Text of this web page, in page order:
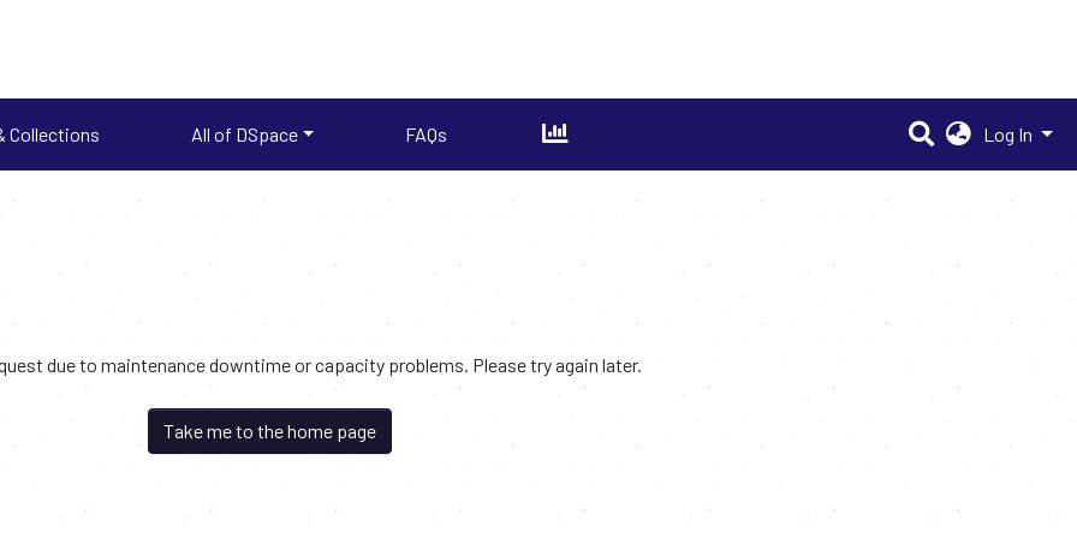
Collections All of DSpace FAQs Log In
due to maintenance downtime or capacity problems. Please try again later.
Take me to the home page